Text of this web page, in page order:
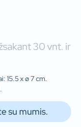
30 vnt. ir
15.5 x ø 7 cm.
su mumis.